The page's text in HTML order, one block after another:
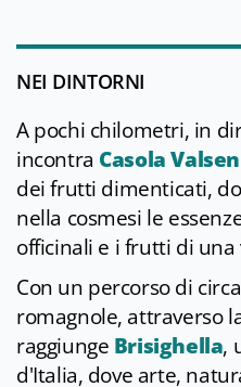
NEI DINTORNI
A pochi chilometri, in
incontra Casola
dei frutti dimenticati,
nella cosmesi le
officinali e i frutti di una
Con un percorso di
romagnole, attraverso
raggiunge Brisighella,
d'Italia, dove arte,